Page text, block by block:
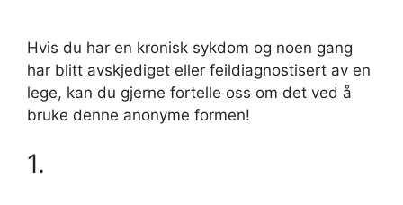
Hvis du har en kronisk sykdom og noen gang
har blitt avskjediget eller feildiagnostisert av en
lege, kan du gjerne fortelle oss om det ved å
bruke denne anonyme formen!
1.